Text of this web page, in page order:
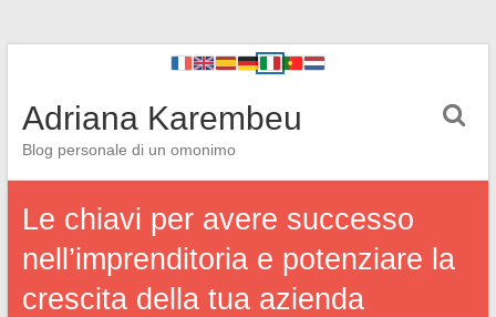
Adriana Karembeu
Blog personale di un omonimo
Le chiavi per avere successo
nell’imprenditoria e potenziare la
crescita della tua azienda